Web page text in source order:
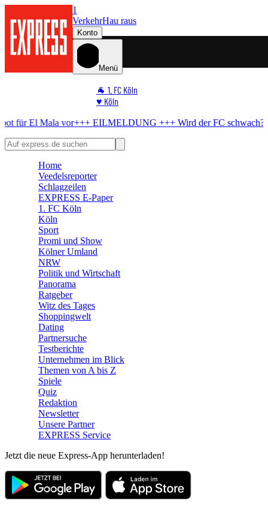
1
VerkehrHau raus
Konto
Menü
🐐 1. FC Köln
♥️ Köln
🏆 Sport
+++ EILMELDUNG +++Wird der FC schwach?BVB bereitet
Home
Veedelsreporter
Schlagzeilen
EXPRESS E-Paper
1. FC Köln
Köln
Sport
Promi und Show
Kölner Umland
NRW
Politik und Wirtschaft
Panorama
Ratgeber
Witz des Tages
Shoppingwelt
Dating
Partnersuche
Testberichte
Unternehmen im Blick
Themen von A bis Z
Spiele
Quiz
Redaktion
Newsletter
Unsere Partner
EXPRESS Service
Jetzt die neue Express-App herunterladen!